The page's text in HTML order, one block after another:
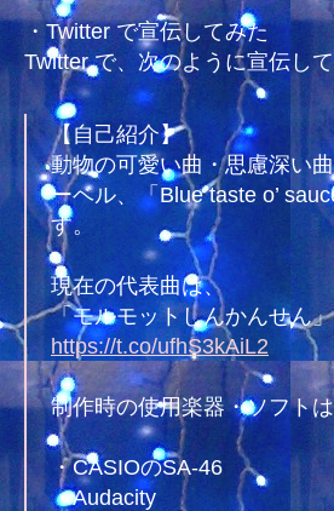
私
営
え
て
へ
の
・Twitter で宣伝してみた
Twitter で、次のように宣伝し
【自己紹介】
動物の可愛い曲・思慮深い
ーベル、「Blue taste o’
す。
現在の代表曲は、
「モルモットしんかんせん
https://t.co/ufhS3kAiL2
制作時の使用楽器・ソフトは
・CASIOのSA-46
・Audacity